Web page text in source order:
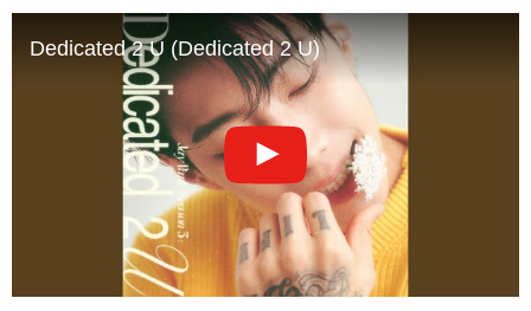
Dedicated 2 U (Dedicated 2 U)